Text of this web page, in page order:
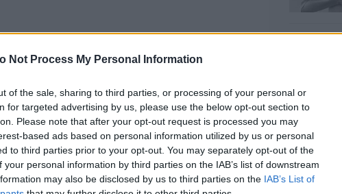
Not Process My Personal Information
of the sale, sharing to third parties, or processing of your personal or
for targeted advertising by us, please use the below opt-out section to
Please note that after your opt-out request is processed you may
based ads based on personal information utilized by us or personal
to third parties prior to your opt-out. You may separately opt-out of the
personal information by third parties on the IAB’s list of downstream
may also be disclosed by us to third parties on the IAB’s List of
des taches blanches. Il s'agit d'un apport
des dents. Cela se produit lorsque, par